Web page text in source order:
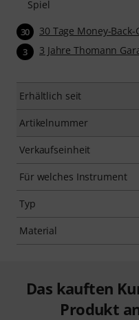
Spiel
30 30 Tage Money-
3 3 Jahre Thomann
Erhältlich seit
Artikelnummer
Verkaufseinheit
Für welches Instrument
Typ
Material
Das kauften
Produkt